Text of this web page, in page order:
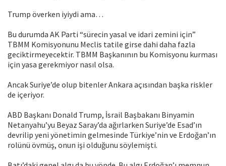
Trump överken iyiydi ama…
Bu durumda AK Parti “sürecin yasal ve idari zemini için”
TBMM Komisyonunu Meclis tatile girse dahi daha fazla
geciktirmeyecektir. TBMM Başkanının bu Komisyonu kurması
için yasa gerekmiyor nasıl olsa.
Ancak Suriye’de olup bitenler Ankara açısından başka riskler
de içeriyor.
ABD Başkanı Donald Trump, İsrail Başbakanı Binyamin
Netanyahu’yu Beyaz Saray’da ağırlarken Suriye’de Esad’ın
devrilip yeni yönetimin gelmesinde Türkiye’nin ve Erdoğan’ın
rolünü övmüş, onun işi olduğunu söylemişti.